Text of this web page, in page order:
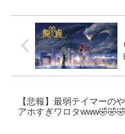
【悲報】最弱テイマーの
アホすぎワロタwww🤣🤣🤣